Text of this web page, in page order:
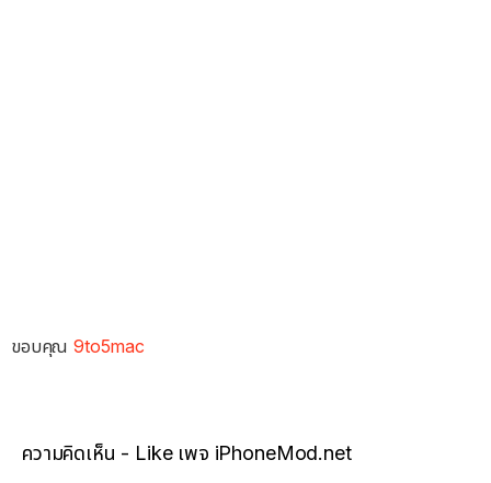
ขอบคุณ9to5mac
ความคิดเห็น - Like เพจ iPhoneMod.net